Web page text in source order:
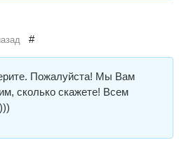
#
Пожалуйста! Мы Вам
сколько скажете! Всем